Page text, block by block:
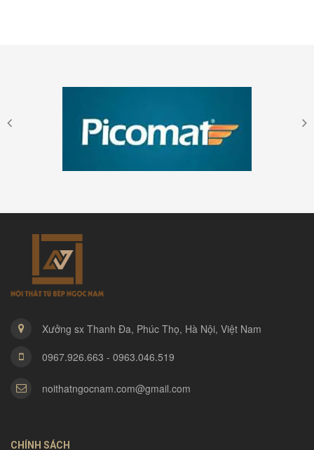
Xưởng sx Thanh Đa, Phúc Thọ, Hà Nội, Việt Nam
0967.926.663 - 0963.046.519
noithatngocnam.com@gmail.com
CHÍNH SÁCH